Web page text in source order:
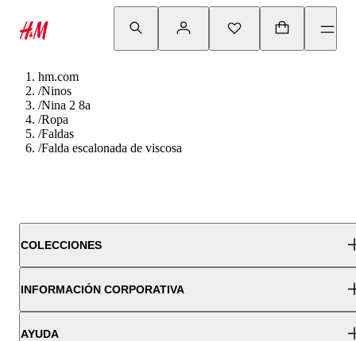
hm.com
/Ninos
/Nina 2 8a
/Ropa
/Faldas
/Falda escalonada de viscosa
COLECCIONES
INFORMACIÓN CORPORATIVA
AYUDA